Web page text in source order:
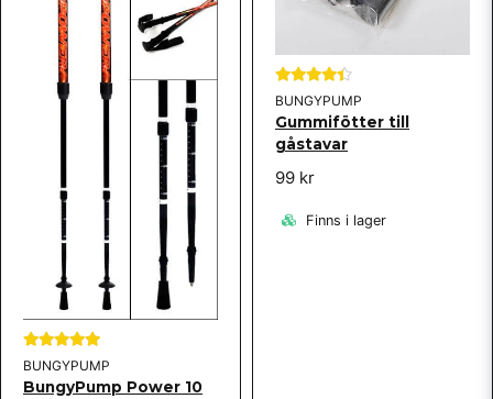
BUNGYPUMP
BungyPump Power 10
BUNGYPUMP
Gummifötter till
gåstavar
99 kr
Finns i lager